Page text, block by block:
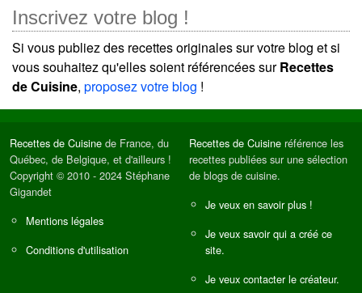
Inscrivez votre blog !
Si vous publiez des recettes originales sur votre blog et si
vous souhaitez qu'elles soient référencées surRecettes
de Cuisine, proposez votre blog !
Recettes de Cuisine de France, du
Québec, de Belgique, et d'ailleurs !
Copyright © 2010 - 2024 Stéphane
Gigandet
Mentions légales
Conditions d'utilisation
Recettes de Cuisine référence les
recettes publiées sur une sélection
de blogs de cuisine.
Je veux en savoir plus !
Je veux savoir qui a créé ce
site.
Je veux contacter le créateur.